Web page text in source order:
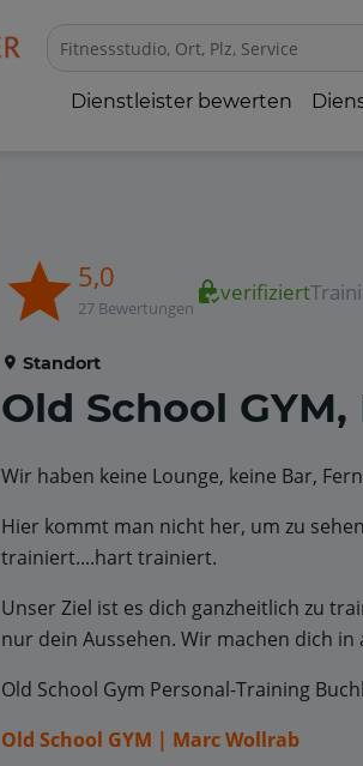
Dienstleister bewerten
5,0
27 Bewertungen
verifiziert
Standort
Old School GYM,
Wir haben keine Lounge, keine Bar,
Hier kommt man nicht her, um zu
trainiert....hart trainiert.
Unser Ziel ist es dich ganzheitlich zu
nur dein Aussehen. Wir machen dich in
Old School Gym Personal-Training
Old School GYM | Marc Wollrab